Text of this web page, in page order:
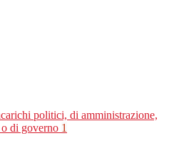
politici, di amministrazione,
di governo 1